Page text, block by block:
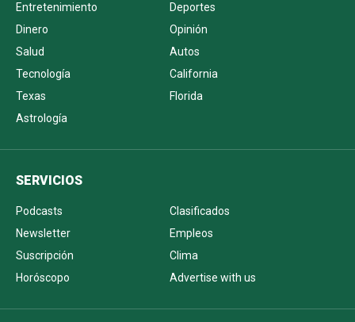
Entretenimiento
Deportes
Dinero
Opinión
Salud
Autos
Tecnología
California
Texas
Florida
Astrología
SERVICIOS
Podcasts
Clasificados
Newsletter
Empleos
Suscripción
Clima
Horóscopo
Advertise with us